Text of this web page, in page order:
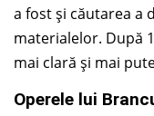
a fost și căutarea a
materialelor. După
mai clară și mai
Operele lui